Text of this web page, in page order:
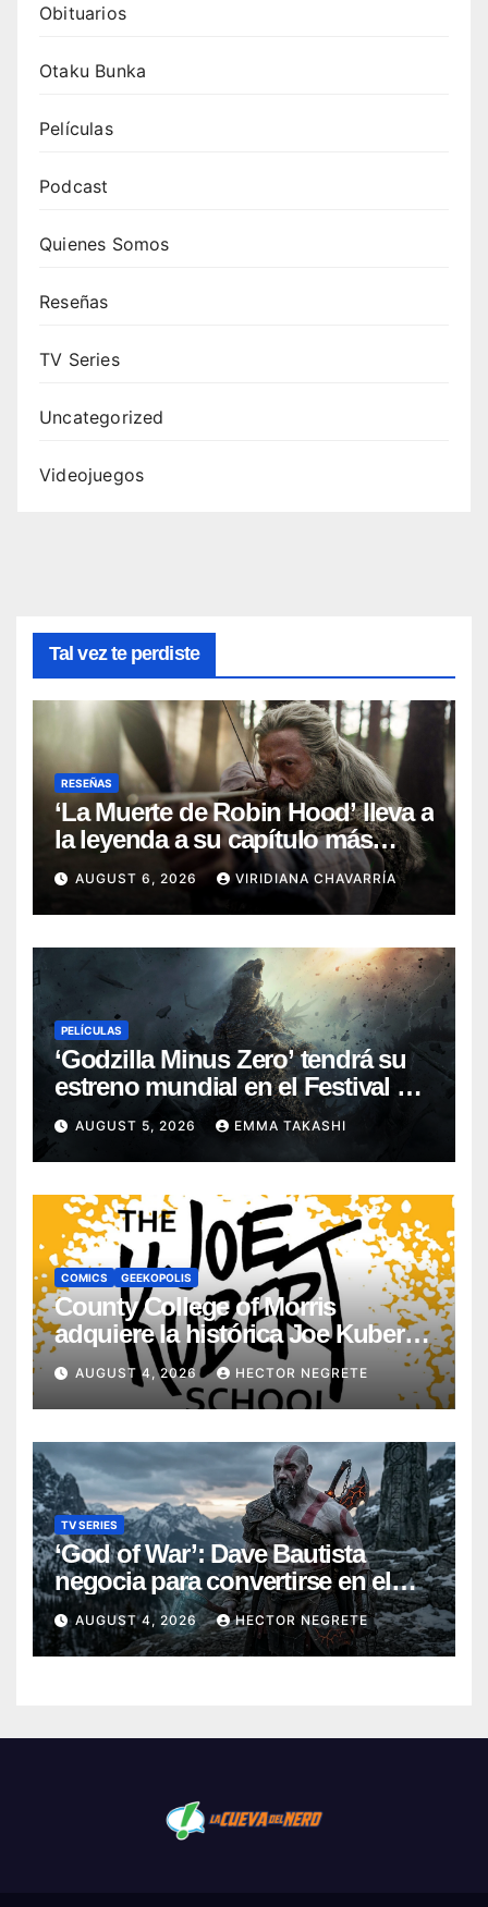
Obituarios
Otaku Bunka
Películas
Podcast
Quienes Somos
Reseñas
TV Series
Uncategorized
Videojuegos
Tal vez te perdiste
RESEÑAS
‘La Muerte de Robin Hood’ lleva a
la leyenda a su capítulo más
oscuro (Reseña)
AUGUST 6, 2026 VIRIDIANA CHAVARRÍA
PELÍCULAS
‘Godzilla Minus Zero’ tendrá su
estreno mundial en el Festival de
Cine de Nueva York
AUGUST 5, 2026 EMMA TAKASHI
COMICS GEEKOPOLIS
County College of Morris
adquiere la histórica Joe Kubert
School
AUGUST 4, 2026 HECTOR NEGRETE
TV SERIES
‘God of War’: Dave Bautista
negocia para convertirse en el
nuevo Kratos de la serie de
Amazon
AUGUST 4, 2026 HECTOR NEGRETE